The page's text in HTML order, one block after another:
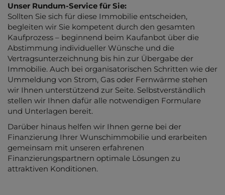
Unser Rundum-Service für Sie:
Sollten Sie sich für diese Immobilie entscheiden,
begleiten wir Sie kompetent durch den gesamten
Kaufprozess – beginnend beim Kaufanbot über die
Abstimmung individueller Wünsche und die
Vertragsunterzeichnung bis hin zur Übergabe der
Immobilie. Auch bei organisatorischen Schritten wie der
Ummeldung von Strom, Gas oder Fernwärme stehen
wir Ihnen unterstützend zur Seite. Selbstverständlich
stellen wir Ihnen dafür alle notwendigen Formulare
und Unterlagen bereit.
Darüber hinaus helfen wir Ihnen gerne bei der
Finanzierung Ihrer Wunschimmobilie und erarbeiten
gemeinsam mit unseren erfahrenen
Finanzierungspartnern optimale Lösungen zu
attraktiven Konditionen.